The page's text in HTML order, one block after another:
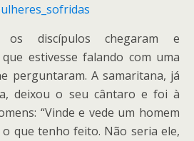
discípulos chegaram e
estivesse falando com uma
perguntaram. A samaritana, já
deixou o seu cântaro e foi à
“Vinde e vede um homem
que tenho feito. Não seria ele,